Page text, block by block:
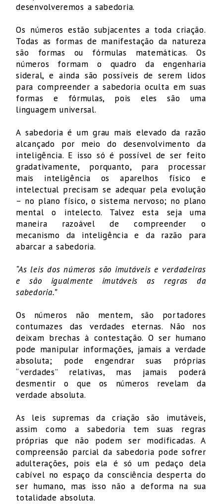
desenvolveremos a sabedoria.
Os números estão subjacentes a toda criação.
Todas as formas de manifestação da natureza
são formas ou fórmulas matemáticas. Os
números formam o quadro da engenharia
sideral, e ainda são possíveis de serem lidos
para compreender a sabedoria oculta em suas
formas e fórmulas, pois eles são uma
linguagem universal.
A sabedoria é um grau mais elevado da razão
alcançado por meio do desenvolvimento da
inteligência. E isso só é possível de ser feito
gradativamente, porquanto, para processar
mais inteligência os aparelhos físico e
intelectual precisam se adequar pela evolução
– no plano físico, o sistema nervoso; no plano
mental o intelecto. Talvez esta seja uma
maneira razoável de compreender o
mecanismo da inteligência e da razão para
abarcar a sabedoria.
“As leis dos números são imutáveis e verdadeiras
e são igualmente imutáveis as regras da
sabedoria.”
Os números não mentem, são portadores
contumazes das verdades eternas. Não nos
deixam brechas à contestação. O ser humano
pode manipular informações, jamais a verdade
absoluta; pode engendrar suas próprias
“verdades” relativas, mas jamais poderá
desmentir o que os números revelam da
verdade absoluta.
As leis supremas da criação são imutáveis,
assim como a sabedoria tem suas regras
próprias que não podem ser modificadas. A
compreensão parcial da sabedoria pode sofrer
adulterações, pois ela é só um pedaço dela
cabível no espaço da consciência desperta do
ser humano, mas isso não a deforma na sua
totalidade absoluta.